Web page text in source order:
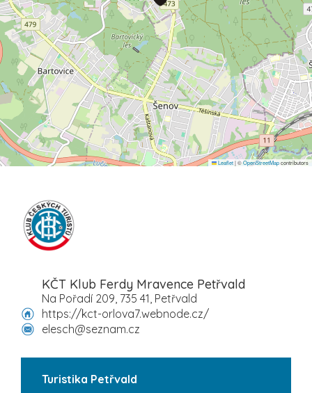
Leaflet|©OpenStreetMapcontributors
KČT Klub Ferdy Mravence Petřvald
Na Pořadí 209, 735 41, Petřvald
https://kct-orlova7.webnode.cz/
elesch@seznam.cz
Turistika Petřvald